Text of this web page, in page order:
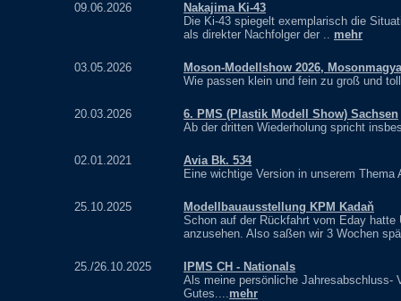
09.06.2026
Nakajima Ki-43
Die Ki-43 spiegelt exemplarisch die
als direkter Nachfolger der .. mehr
03.05.2026
Moson-Modellshow 2026,
Wie passen klein und fein zu groß und
20.03.2026
6. PMS (Plastik Modell Show) Sachsen
Ab der dritten Wiederholung spricht
02.01.2021
Avia Bk. 534
Eine wichtige Version in unserem
25.10.2025
Modellbauausstellung KPM Kadaň
Schon auf der Rückfahrt vom Eday
anzusehen. Also saßen wir 3 Wochen
25./26.10.2025
IPMS CH - Nationals
Als meine persönliche Jahresabschluss-
Gutes....mehr